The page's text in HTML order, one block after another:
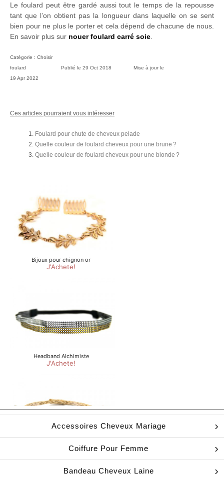
Le foulard peut être gardé aussi tout le temps de la repousse
tant que l’on obtient pas la longueur dans laquelle on se sent
bien pour ne plus le porter et cela dépend de chacune de nous.
En savoir plus sur nouer foulard carré soie
Catégorie : Choisir
foulard
Publié le 29 Oct 2018
Mise à jour le
19 Apr 2022
Ces articles pourraient vous intéresser
Foulard pour chute de cheveux pelade
Quelle couleur de foulard cheveux pour une brune ?
Quelle couleur de foulard cheveux pour une blonde ?
Accessoires Cheveux Mariage
Coiffure Pour Femme
Bandeau Cheveux Laine